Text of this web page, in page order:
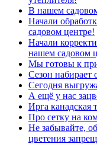
В нашем
Начали
садовом центре!
Начали
нашем садовом
Мы готовы к
Сезон набирает
Сегодня
А ещё у нас
Ирга канадская
Про сетку на
Не забывайте,
цветения